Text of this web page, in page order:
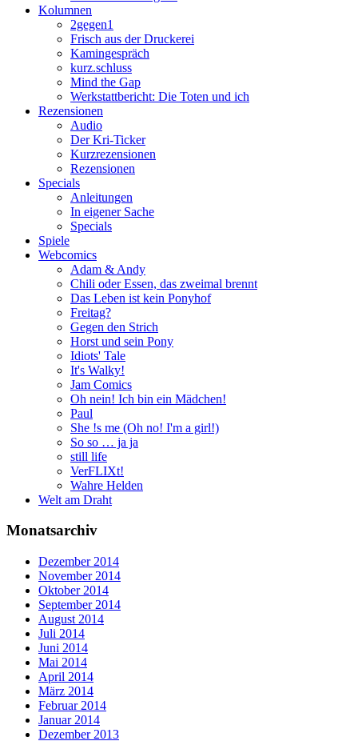
Kolumnen
2gegen1
Frisch aus der Druckerei
Kamingespräch
kurz.schluss
Mind the Gap
Werkstattbericht: Die Toten und ich
Rezensionen
Audio
Der Kri-Ticker
Kurzrezensionen
Rezensionen
Specials
Anleitungen
In eigener Sache
Specials
Spiele
Webcomics
Adam & Andy
Chili oder Essen, das zweimal brennt
Das Leben ist kein Ponyhof
Freitag?
Gegen den Strich
Horst und sein Pony
Idiots' Tale
It's Walky!
Jam Comics
Oh nein! Ich bin ein Mädchen!
Paul
She !s me (Oh no! I'm a girl!)
So so … ja ja
still life
VerFLIXt!
Wahre Helden
Welt am Draht
Monatsarchiv
Dezember 2014
November 2014
Oktober 2014
September 2014
August 2014
Juli 2014
Juni 2014
Mai 2014
April 2014
März 2014
Februar 2014
Januar 2014
Dezember 2013